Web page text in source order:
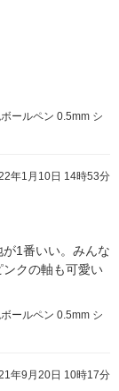
ールペン 0.5mm シ
年1月10日 14時53分
1番いい。みんな
クの軸も可愛い
ールペン 0.5mm シ
年9月20日 10時17分